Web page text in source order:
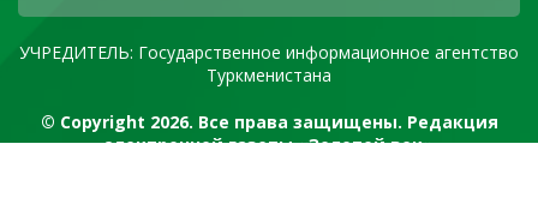
УЧРЕДИТЕЛЬ: Государственное информационное агентство
Туркменистана
© Copyright 2026. Все права защищены. Редакция
электронной газеты «Золотой век»